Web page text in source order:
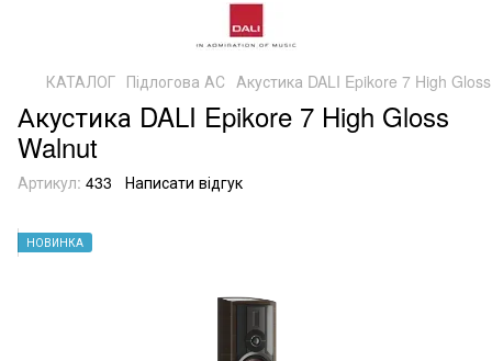
КАТАЛОГ Підлогова АС Акустика DALI Epikore 7 High
Акустика DALI Epikore 7 High Gloss
Walnut
Артикул: 433 Написати відгук
НОВИНКА